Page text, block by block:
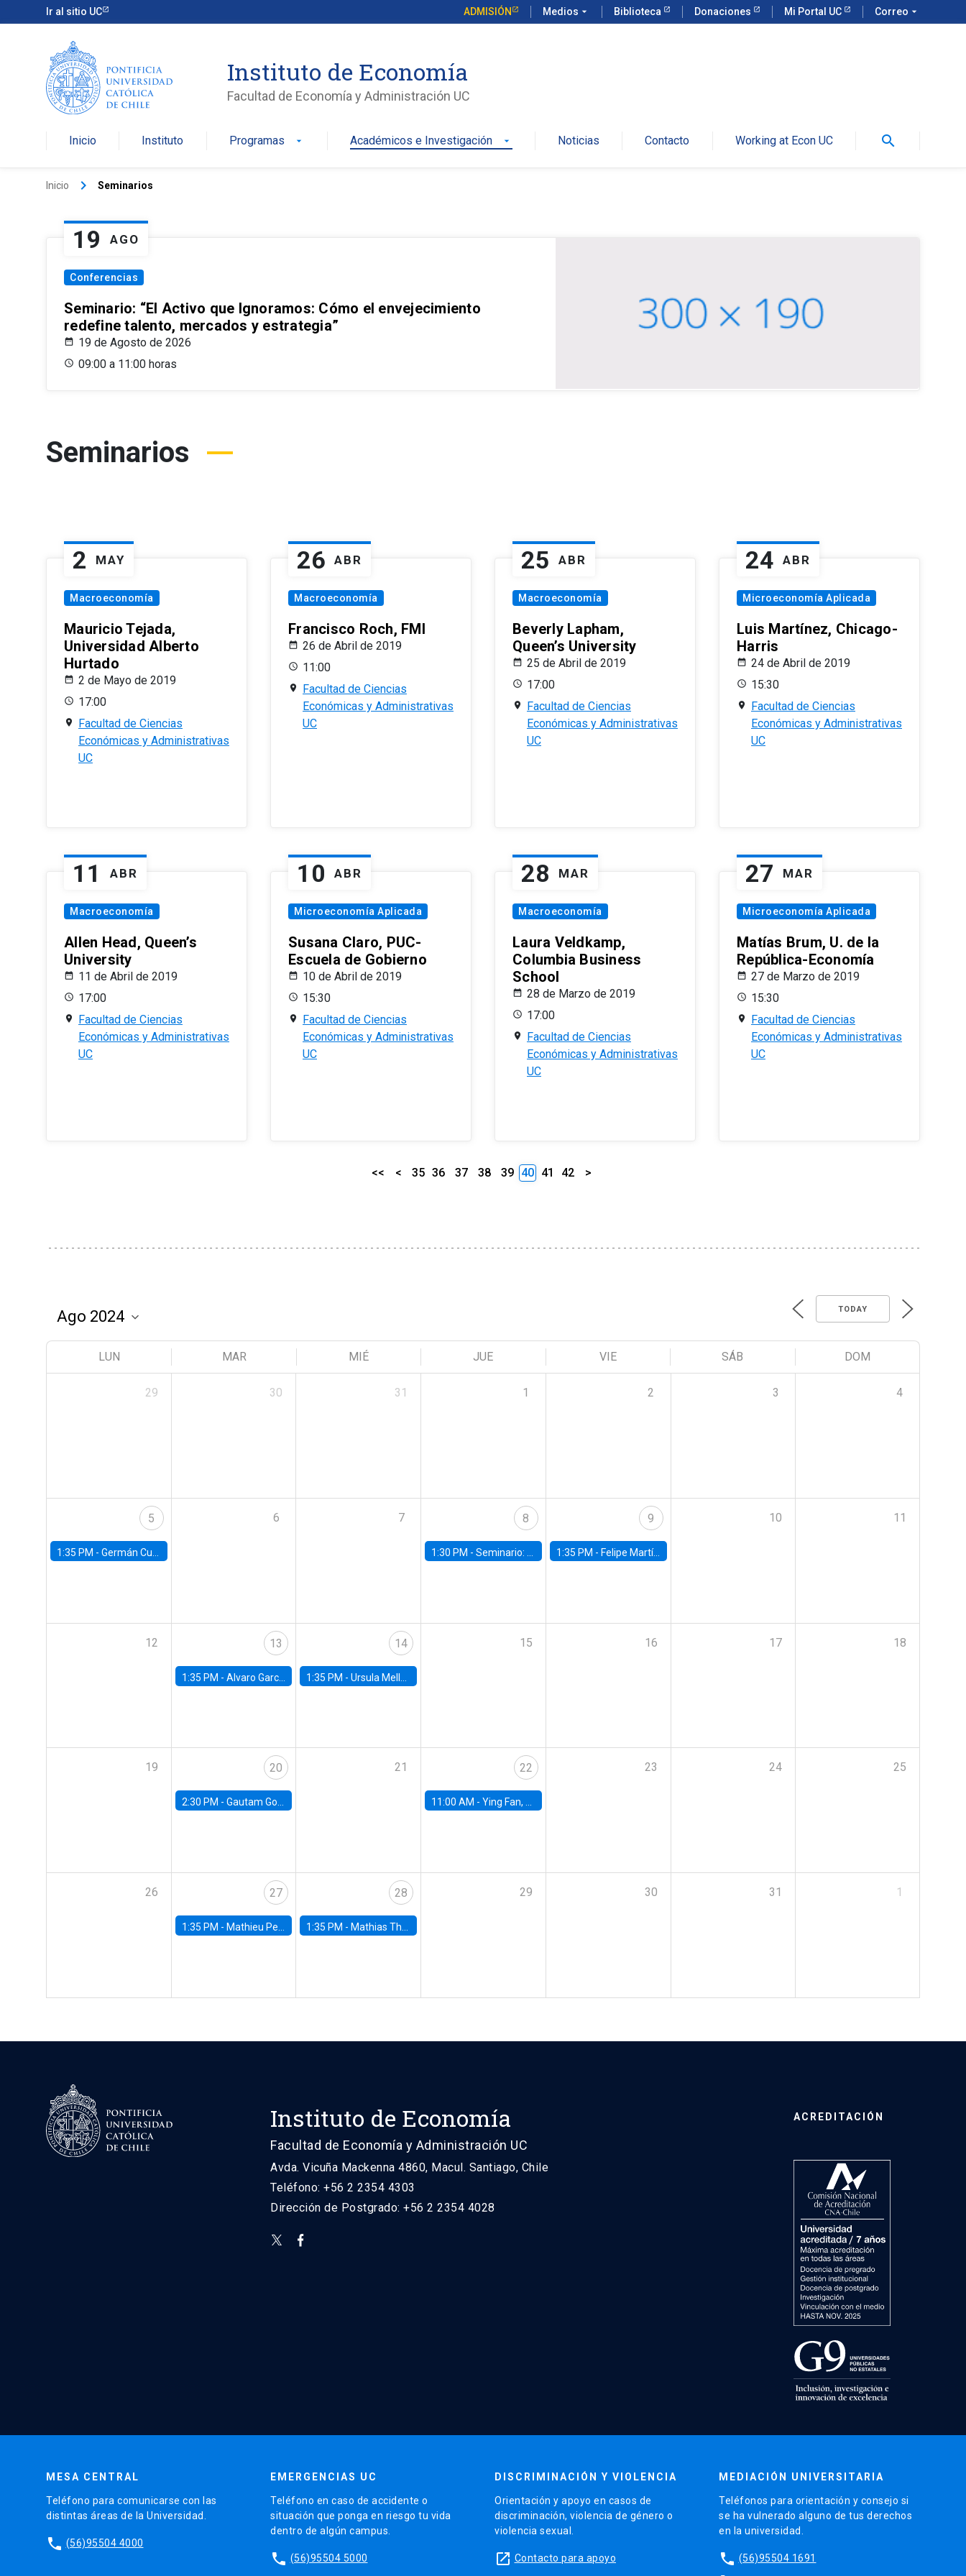
Ir al sitio UC ADMISIÓN Medios arrow_drop_down Biblioteca Donaciones Mi Portal UC Correo arrow_drop_down
Instituto de Economía
Facultad de Economía y Administración UC
Inicio Instituto Programas arrow_drop_down Académicos e Investigación arrow_drop_down Noticias Contacto Working at Econ UC search
Inicio keyboard_arrow_right Seminarios
19 AGO
Conferencias
Seminario: “El Activo que Ignoramos: Cómo el envejecimiento
redefine talento, mercados y estrategia”
19 de Agosto de 2026
09:00 a 11:00 horas
Seminarios
2 MAY
Macroeconomía
Mauricio Tejada,
Universidad Alberto
Hurtado
2 de Mayo de 2019
17:00
Facultad de Ciencias
Económicas y Administrativas
UC
26 ABR
Macroeconomía
Francisco Roch, FMI
26 de Abril de 2019
11:00
Facultad de Ciencias
Económicas y Administrativas
UC
25 ABR
Macroeconomía
Beverly Lapham,
Queen’s University
25 de Abril de 2019
17:00
Facultad de Ciencias
Económicas y Administrativas
UC
24 ABR
Microeconomía Aplicada
Luis Martínez, Chicago-
Harris
24 de Abril de 2019
15:30
Facultad de Ciencias
Económicas y Administrativas
UC
11 ABR
Macroeconomía
Allen Head, Queen’s
University
11 de Abril de 2019
17:00
Facultad de Ciencias
Económicas y Administrativas
UC
10 ABR
Microeconomía Aplicada
Susana Claro, PUC-
Escuela de Gobierno
10 de Abril de 2019
15:30
Facultad de Ciencias
Económicas y Administrativas
UC
28 MAR
Macroeconomía
Laura Veldkamp,
Columbia Business
School
28 de Marzo de 2019
17:00
Facultad de Ciencias
Económicas y Administrativas
UC
27 MAR
Microeconomía Aplicada
Matías Brum, U. de la
República-Economía
27 de Marzo de 2019
15:30
Facultad de Ciencias
Económicas y Administrativas
UC
<< < 35 36 37 38 39 40 41 42 >
TODAY
LUN MAR MIÉ JUE VIE SÁB DOM
29 30 31 1 2 3 4
5
1:35 PM - Germán Cubas, University of Houston
6 7 8
1:30 PM -Seminario: “Recuperando la humanidad para progresar en la era de la IA»
9
1:35 PM - Felipe Martínez, alumno Doctorado en Economía UC
10 11
12 13
1:35 PM - Alvaro Garcia-Marin, Universidad de Los Andes
14
1:35 PM -Ursula Mello, Insper - Institute of Education and Research
15 16 17 18
19 20
2:30 PM - Gautam Gowrisankaran, Columbia University
21 22
11:00 AM -Ying Fan, University of Michigan
23 24 25
26 27
1:35 PM - Mathieu Pedemonte, IDB
28
1:35 PM - Mathias Thoenig, University of Lausanne
29 30 31 1
Instituto de Economía
Facultad de Economía y Administración UC
Avda. Vicuña Mackenna 4860, Macul. Santiago, Chile
Teléfono: +56 2 2354 4303
Dirección de Postgrado: +56 2 2354 4028
ACREDITACIÓN
MESA CENTRAL
Teléfono para comunicarse con las
distintas áreas de la Universidad.
phone (56)95504 4000
EMERGENCIAS UC
Teléfono en caso de accidente o
situación que ponga en riesgo tu vida
dentro de algún campus.
phone (56)95504 5000
DISCRIMINACIÓN Y VIOLENCIA
Orientación y apoyo en casos de
discriminación, violencia de género o
violencia sexual.
launch Contacto para apoyo
MEDIACIÓN UNIVERSITARIA
Teléfonos para orientación y consejo si
se ha vulnerado alguno de tus derechos
en la universidad.
phone (56)95504 1691